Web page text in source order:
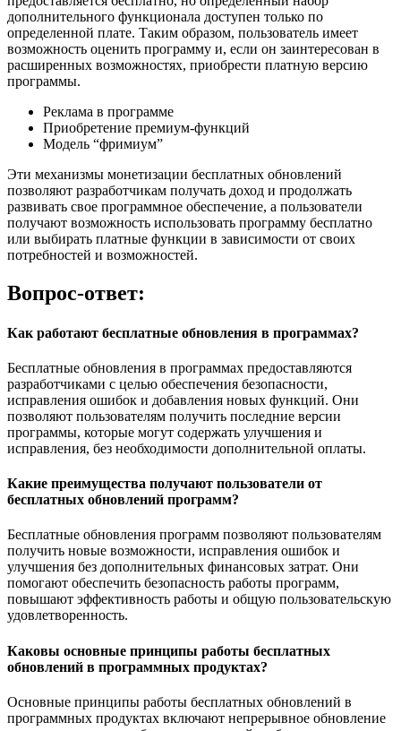
дополнительного функционала доступен только по
определенной плате. Таким образом, пользователь имеет
возможность оценить программу и, если он заинтересован в
расширенных возможностях, приобрести платную версию
программы.
Реклама в программе
Приобретение премиум-функций
Модель “фримиум”
Эти механизмы монетизации бесплатных обновлений
позволяют разработчикам получать доход и продолжать
развивать свое программное обеспечение, а пользователи
получают возможность использовать программу бесплатно
или выбирать платные функции в зависимости от своих
потребностей и возможностей.
Вопрос-ответ:
Как работают бесплатные обновления в программах?
Бесплатные обновления в программах предоставляются
разработчиками с целью обеспечения безопасности,
исправления ошибок и добавления новых функций. Они
позволяют пользователям получить последние версии
программы, которые могут содержать улучшения и
исправления, без необходимости дополнительной оплаты.
Какие преимущества получают пользователи от
бесплатных обновлений программ?
Бесплатные обновления программ позволяют пользователям
получить новые возможности, исправления ошибок и
улучшения без дополнительных финансовых затрат. Они
помогают обеспечить безопасность работы программ,
повышают эффективность работы и общую пользовательскую
удовлетворенность.
Каковы основные принципы работы бесплатных
обновлений в программных продуктах?
Основные принципы работы бесплатных обновлений в
программных продуктах включают непрерывное обновление